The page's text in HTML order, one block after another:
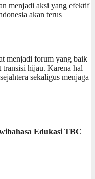
menjadi aksi yang efektif
akan terus
menjadi forum yang baik
transisi hijau. Karena hal
sekaligus menjaga
Edukasi TBC